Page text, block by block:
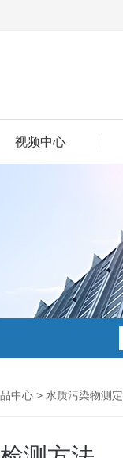
视频中心
中心 > 水质污染物测